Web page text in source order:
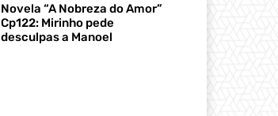
Novela “A Nobreza do Amor”
Cp122: Mirinho pede
desculpas a Manoel